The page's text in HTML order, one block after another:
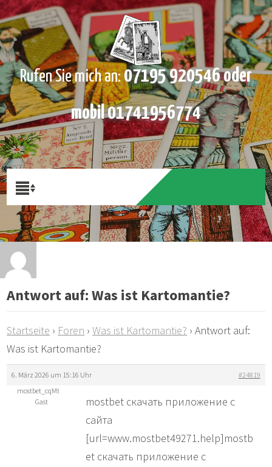
Rufen Sie mich an:07195 920546 oder
mobil 01741956774
Antwort auf: Was ist Kartomantie?
Startseite › Foren › Was ist Kartomantie? › Antwort auf:
Was ist Kartomantie?
6. März 2026 um 15:16 Uhr
#24819
mostbet_cqMt
Gast
mostbet скачать приложение с
сайта
[url=www.mostbet49271.help]mostb
et скачать приложение с